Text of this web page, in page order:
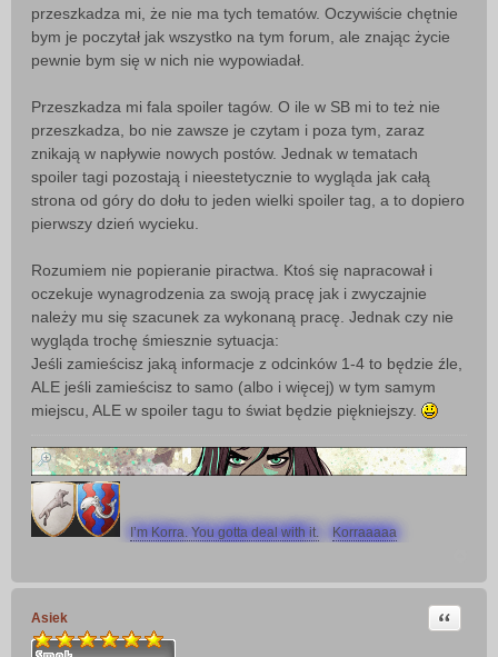
przeszkadza mi, że nie ma tych tematów. Oczywiście chętnie
bym je poczytał jak wszystko na tym forum, ale znając życie
pewnie bym się w nich nie wypowiadał.
Przeszkadza mi fala spoiler tagów. O ile w SB mi to też nie
przeszkadza, bo nie zawsze je czytam i poza tym, zaraz
znikają w napływie nowych postów. Jednak w tematach
spoiler tagi pozostają i nieestetycznie to wygląda jak całą
strona od góry do dołu to jeden wielki spoiler tag, a to dopiero
pierwszy dzień wycieku.
Rozumiem nie popieranie piractwa. Ktoś się napracował i
oczekuje wynagrodzenia za swoją pracę jak i zwyczajnie
należy mu się szacunek za wykonaną pracę. Jednak czy nie
wygląda trochę śmiesznie sytuacja:
Jeśli zamieścisz jaką informacje z odcinków 1-4 to będzie źle,
ALE jeśli zamieścisz to samo (albo i więcej) w tym samym
miejscu, ALE w spoiler tagu to świat będzie piękniejszy.
I’m Korra. You gotta deal with it. Korraaaaa
Asiek Cytuj